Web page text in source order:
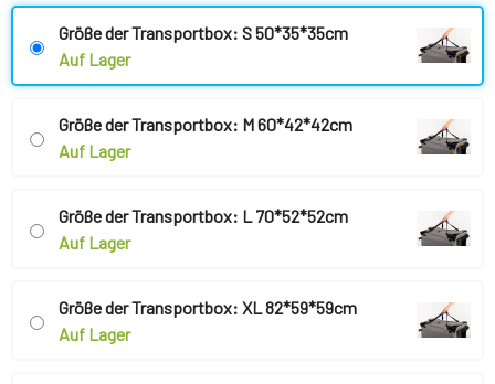
Größe der Transportbox: S 50*35*35cm
Auf Lager
Größe der Transportbox: M 60*42*42cm
Auf Lager
Größe der Transportbox: L 70*52*52cm
Auf Lager
Größe der Transportbox: XL 82*59*59cm
Auf Lager